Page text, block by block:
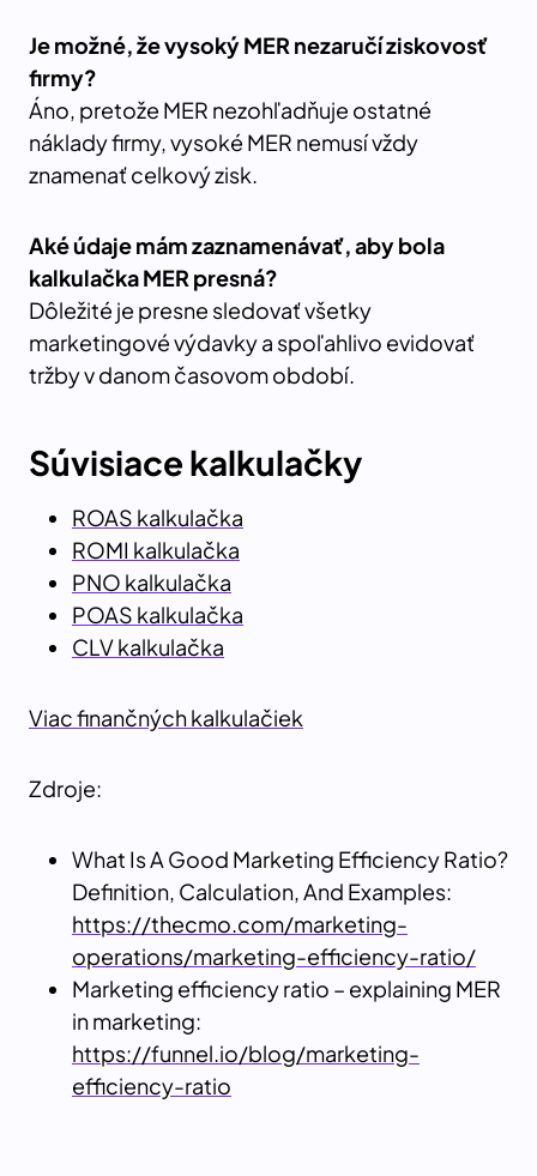
Je možné, že vysoký MER nezaručíziskovosť
firmy?
Áno, pretože MER nezohľadňuje ostatné
náklady firmy, vysoké MER nemusí vždy
znamenať celkový zisk.
Aké údajemámzaznamenávať, aby bola
kalkulačka MER presná?
Dôležité je presne sledovať všetky
marketingové výdavky a spoľahlivo evidovať
tržby v danom časovom období.
Súvisiace kalkulačky
ROAS kalkulačka
ROMI kalkulačka
PNO kalkulačka
POAS kalkulačka
CLV kalkulačka
Viac finančných kalkulačiek
Zdroje:
What Is A Good Marketing Efficiency Ratio?
Definition, Calculation, And Examples:
https://thecmo.com/marketing-
operations/marketing-efficiency-ratio/
Marketing efficiency ratio – explaining MER
in marketing:
https://funnel.io/blog/marketing-
efficiency-ratio